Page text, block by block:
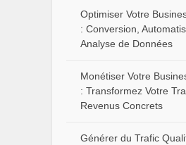
Optimiser Votre
: Conversion,
Analyse de Données
Monétiser Votre
: Transformez Votre
Revenus Concrets
Générer du Trafic